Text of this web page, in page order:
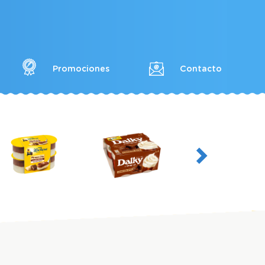
Promociones Contacto